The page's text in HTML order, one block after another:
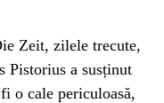
Zeit, zilele trecute,
Pistorius a susținut
o cale periculoasă,